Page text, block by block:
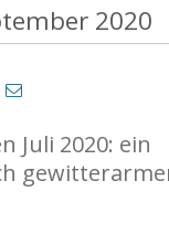
2020
Juli 2020: ein